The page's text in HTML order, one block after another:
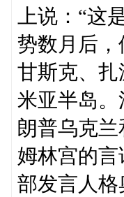
上说：“这
势数月后
甘斯克、扎
米亚半岛。
朗普乌克
姆林宫的
部发言人格